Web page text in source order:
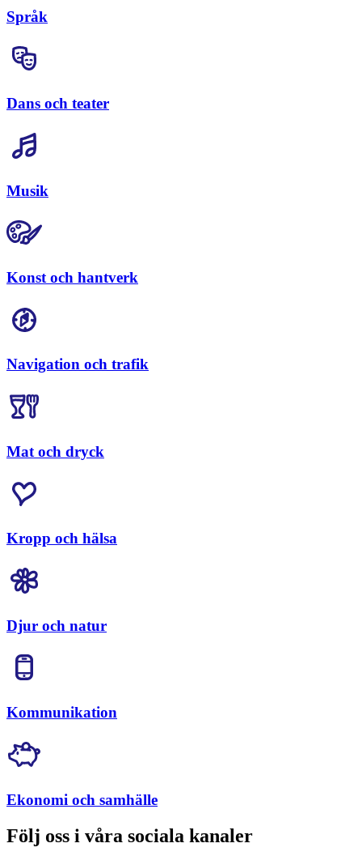
Språk
Dans och teater
Musik
Konst och hantverk
Navigation och trafik
Mat och dryck
Kropp och hälsa
Djur och natur
Kommunikation
Ekonomi och samhälle
Följ oss i våra sociala kanaler